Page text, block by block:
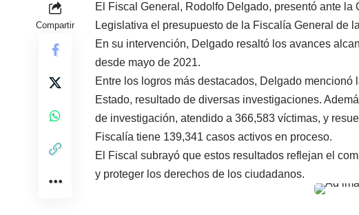
Compartir
El Fiscal General, Rodolfo Delgado, presentó ante
Legislativa el presupuesto de la Fiscalía General de
En su intervención, Delgado resaltó los avances
desde mayo de 2021.
Entre los logros más destacados, Delgado mencionó
Estado, resultado de diversas investigaciones.
de investigación, atendido a 366,583 víctimas, y
Fiscalía tiene 139,341 casos activos en proceso.
El Fiscal subrayó que estos resultados reflejan el
y proteger los derechos de los ciudadanos.